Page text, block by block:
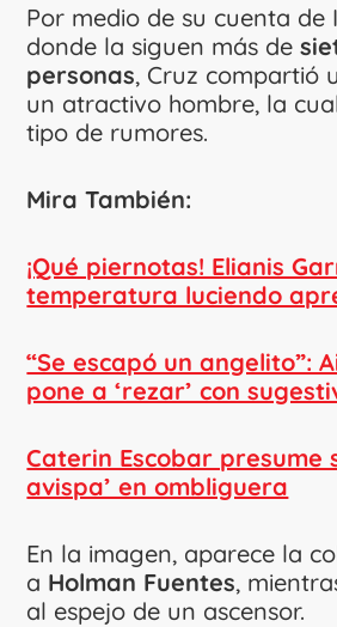
Por medio de su cuenta de
donde la siguen más de
personas, Cruz compartió
un atractivo hombre, la
tipo de rumores.
Mira También:
¡Qué piernotas! Elianis
temperatura luciendo
“Se escapó un angelito”:
pone a ‘rezar’ con
Caterin Escobar presume
avispa’ en ombliguera
En la imagen, aparece la
a Holman Fuentes,
al espejo de un ascensor.